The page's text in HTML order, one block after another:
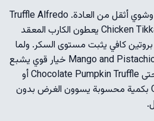
وش تاكلين: متوازن، مشبع، وشوي أثقل من العادة. Truffle Alfredo
Chicken Pasta و Chicken Tikka Biryani يعطون الكارب المعقد
كافي يثبت مستوى السكر. ولما
تجيك رغبة الحلى: Mango and Pistachio Yoghurt خيار قوي يشبع
بدون ما يخرب باقي يومك. حتى Chocolate Pumpkin Truffle أو
Chocolate Hazelnut Éclair بكمية محسوبة يسوون الغرض بدون